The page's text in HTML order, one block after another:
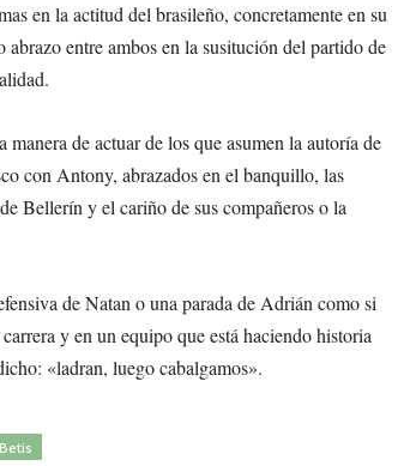
en la actitud del brasileño, concretamente en su
entre ambos en la susitución del partido de
de actuar de los que asumen la autoría de
con Antony, abrazados en el banquillo, las
Bellerín y el cariño de sus compañeros o la
de Natan o una parada de Adrián como si
y en un equipo que está haciendo historia
«ladran, luego cabalgamos».